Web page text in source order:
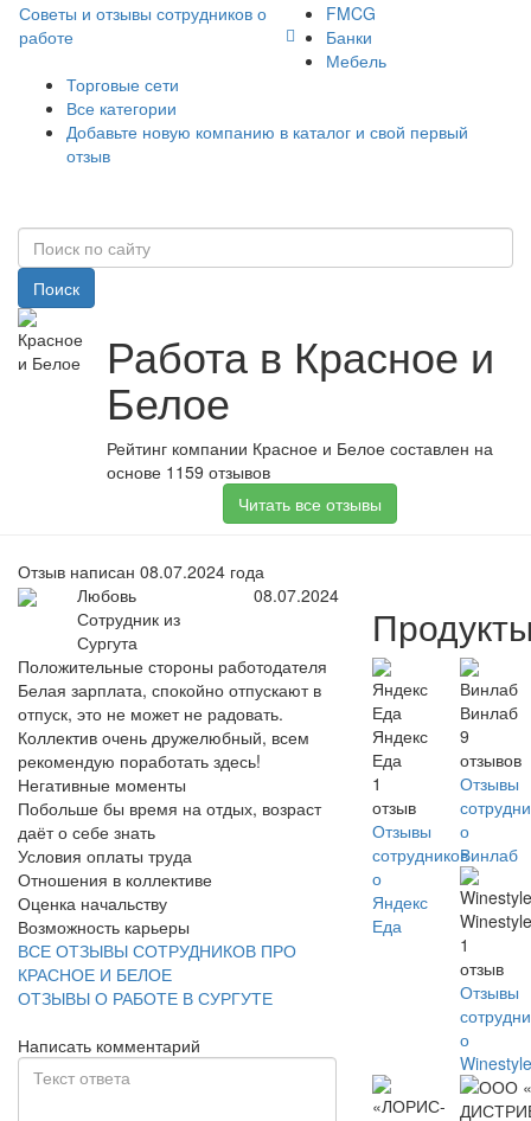
Советы и отзывы сотрудников о
работе
FMCG
Банки
Мебель
Торговые сети
Все категории
Добавьте новую компанию в каталог и свой первый
отзыв
Поиск
Работа в Красное и
Белое
Рейтинг компании Красное и Белое составлен на
основе 1159 отзывов
Читать все отзывы
Отзыв написан 08.07.2024 года
Любовь
Сотрудник из
Сургута
08.07.2024
Положительные стороны работодателя
Белая зарплата, спокойно отпускают в
отпуск, это не может не радовать.
Коллектив очень дружелюбный, всем
рекомендую поработать здесь!
Негативные моменты
Побольше бы время на отдых, возраст
даёт о себе знать
Условия оплаты труда
Отношения в коллективе
Оценка начальству
Возможность карьеры
ВСЕ ОТЗЫВЫ СОТРУДНИКОВ ПРО
КРАСНОЕ И БЕЛОЕ
ОТЗЫВЫ О РАБОТЕ В СУРГУТЕ
Написать комментарий
Яндекс
Еда
1
отзыв
Отзывы
сотрудников
о
Яндекс
Еда
Винлаб
9
отзывов
Отзывы
о
Винлаб
1
отзыв
Отзывы
о